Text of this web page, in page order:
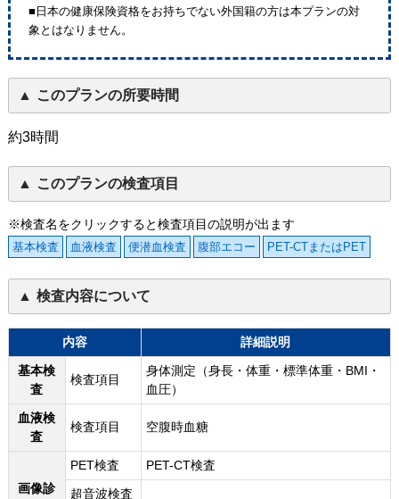
■日本の健康保険資格をお持ちでない外国籍の方は本プランの対
象とはなりません。
このプランの所要時間
約3時間
このプランの検査項目
※検査名をクリックすると検査項目の説明が出ます
基本検査 血液検査 便潜血検査 腹部エコー PET-CTまたはPET
検査内容について
内容
詳細説明
基本検
査
検査項目
身体測定（身長・体重・標準体重・BMI・
血圧）
血液検
査
検査項目 空腹時血糖
画像診
PET検査
PET-CT検査
超音波検査